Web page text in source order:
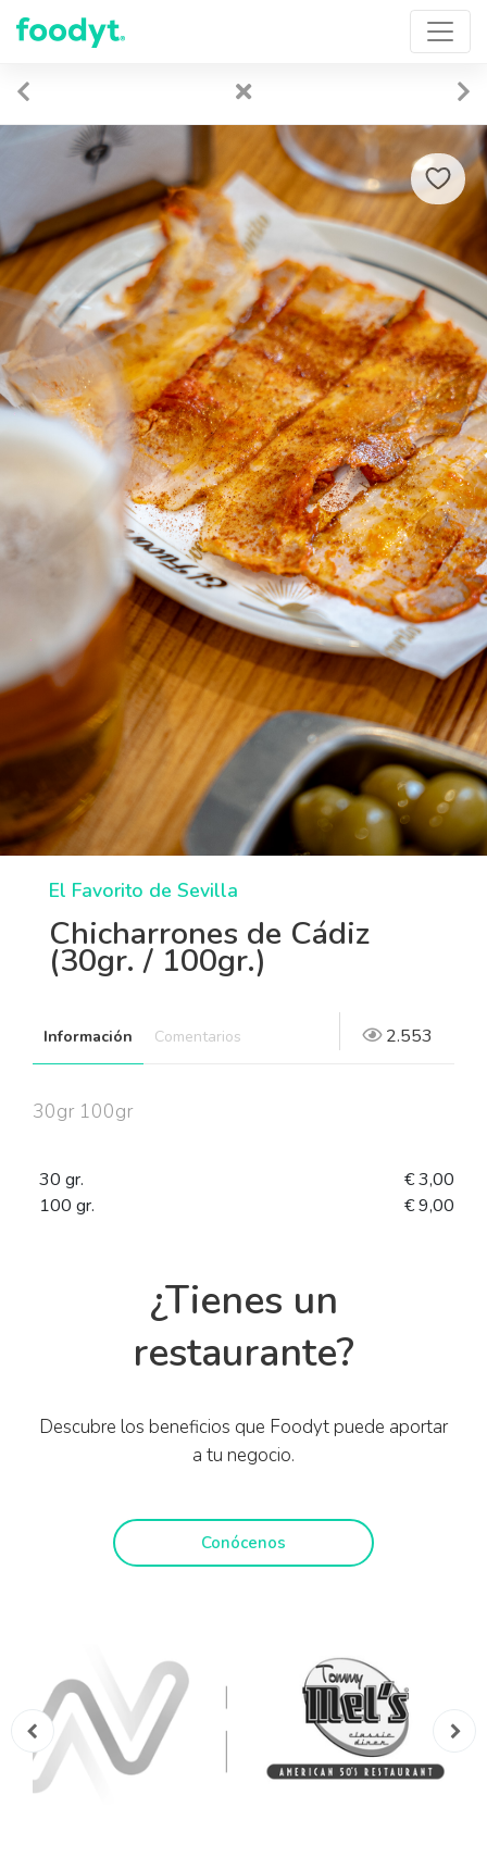
El Favorito de Sevilla
Chicharrones de Cádiz
(30gr. / 100gr.)
Información Comentarios 2.553
30gr 100gr
30 gr.
€ 3,00
100 gr.
€ 9,00
¿Tienes un
restaurante?
Descubre los beneficios que Foodyt puede aportar
a tu negocio.
Conócenos